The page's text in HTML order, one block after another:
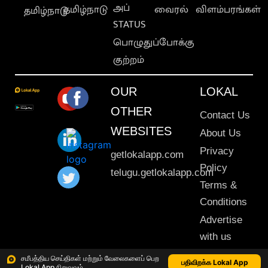
சமீபத்திய செய்திகள் மற்றும் வேலைகளைப் பெற
பதிவிறக்க Lokal App
தமிழ்நாடுதமிழ்நாடு அப்
STATUS
பொழுதுப்போக்கு
குற்றம்
வைரல் விளம்பரங்கள்
OUR
OTHER
WEBSITES
getlokalapp.com
telugu.getlokalapp.com
LOKAL
Contact Us
About Us
Privacy
Policy
Terms &
Conditions
Advertise
with us
Sitemap
This material may not be published, transmitted, rewritten or redistributed. © 2020 Lokal App. All rights reserved.